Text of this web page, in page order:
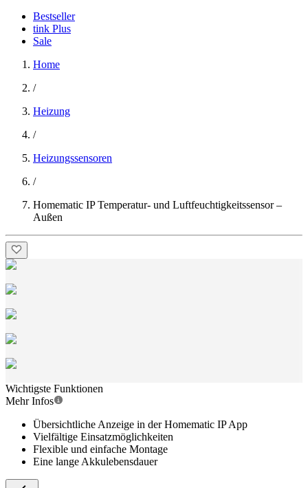
Bestseller
tink Plus
Sale
Home
/
Heizung
/
Heizungssensoren
/
Homematic IP Temperatur- und Luftfeuchtigkeitssensor –
Außen
Wichtigste Funktionen
Mehr Infos
Übersichtliche Anzeige in der Homematic IP App
Vielfältige Einsatzmöglichkeiten
Flexible und einfache Montage
Eine lange Akkulebensdauer